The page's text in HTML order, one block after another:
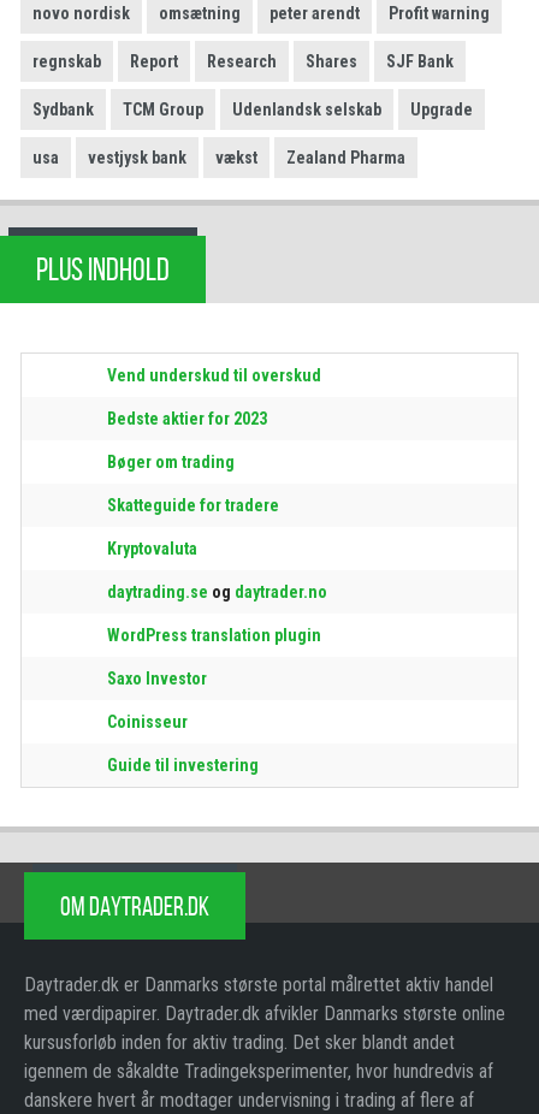
novo nordisk omsætning peter arendt Profit warning
regnskab Report Research Shares SJF Bank
Sydbank TCM Group Udenlandsk selskab Upgrade
usa vestjysk bank vækst Zealand Pharma
PLUS INDHOLD
Vend underskud til overskud
Bedste aktier for 2023
Bøger om trading
Skatteguide for tradere
Kryptovaluta
daytrading.se og daytrader.no
WordPress translation plugin
Saxo Investor
Coinisseur
Guide til investering
OM DAYTRADER.DK
Daytrader.dk er Danmarks største portal målrettet aktiv handel
med værdipapirer. Daytrader.dk afvikler Danmarks største online
kursusforløb inden for aktiv trading. Det sker blandt andet
igennem de såkaldte Tradingeksperimenter, hvor hundredvis af
danskere hvert år modtager undervisning i trading af flere af